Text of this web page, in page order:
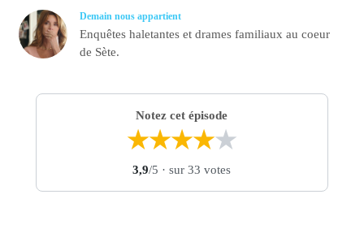
Demain nous appartient
Enquêtes haletantes et drames familiaux au coeur
de Sète.
Notez cet épisode
★★★★★
3,9/5 · sur 33 votes